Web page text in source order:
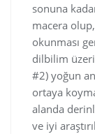
sonuna
macera
okunması
dilbilim
#2) yoğun
ortaya
alanda
ve iyi